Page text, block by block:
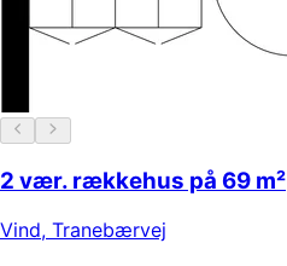
2 vær. rækkehus på 69 m²
Vind, Tranebærvej